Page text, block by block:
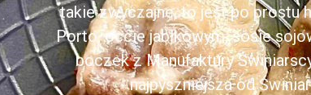
takie zwyczajne, to jest po prostu
Porto, occie jabłkowym, sosie
boczek z Manufaktury
najpyszniejsza od